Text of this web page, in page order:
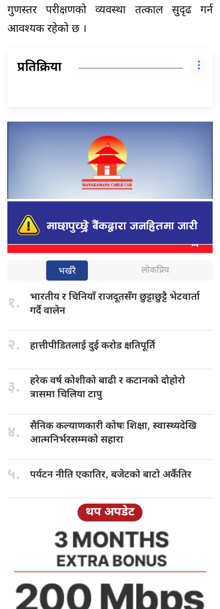
गुणस्तर परीक्षणको व्यवस्था तत्काल सुदृढ गर्न
आवश्यक रहेको छ ।
प्रतिक्रिया
भर्खरै लोकप्रिय
१. भारतीय रचिनियाँ राजदूतसँग छुट्टाछुट्टै भेटवार्ता
गर्दै वालेन
२. हात्तीपीडितलाई दुईकरोड क्षतिपूर्ति
३. हरेक वर्षकोशीको बाढी र कटानको दोहोरो
त्रासमा चिलिया टापु
४. सैनिक कल्याणकारीकोषः शिक्षा, स्वास्थ्यदेखि
आत्मनिर्भरसम्मको सहारा
५. पर्यटन नीतिएकातिर, बजेटको बाटो अर्कैतिर
थप अपडेट